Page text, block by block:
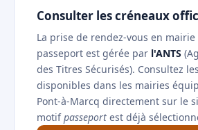
Consulter les créneaux
La prise de rendez-vous en
passeport est gérée par l'ANTS
des Titres Sécurisés). Consultez
disponibles dans les mairies
Pont-à-Marcq directement sur le
motifpasseport est déjà